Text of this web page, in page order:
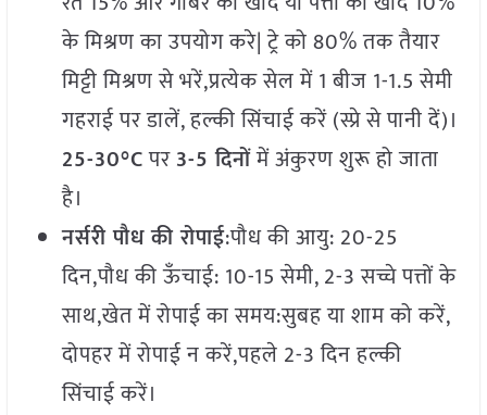
के मिश्रण का उपयोग करे| ट्रे को 80% तक तैयार
मिट्टी मिश्रण से भरें,प्रत्येक सेल में 1 बीज 1-1.5 सेमी
गहराई पर डालें, हल्की सिंचाई करें (स्प्रे से पानी दें)।
25-30°Cपर3-5दिनोंमें अंकुरण शुरू हो जाता
है।
नर्सरीपौधकीरोपाई:पौध की आयु: 20-25
दिन,पौध की ऊँचाई: 10-15 सेमी, 2-3 सच्चे पत्तों के
साथ,खेत में रोपाई का समय:सुबह या शाम को करें,
दोपहर में रोपाई न करें,पहले 2-3 दिन हल्की
सिंचाई करें।